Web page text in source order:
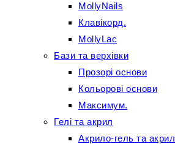
MollyNails
Клавікорд.
MollyLac
Бази та верхівки
Прозорі основи
Кольорові основи
Максимум.
Гелі та акрил
Акрило-гель та акрил